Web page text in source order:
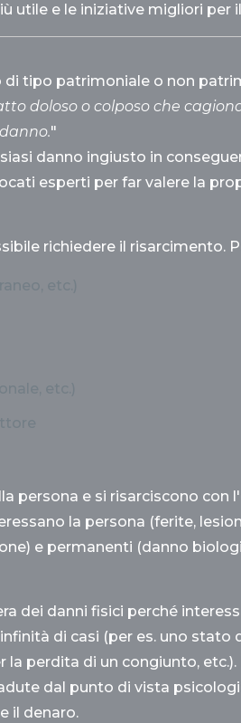
utile e le iniziative migliori per
di tipo patrimoniale o non
doloso o colposo che
"
danno ingiusto in
esperti per far valere la
richiedere il risarcimento.
persona e si risarciscono con
la persona (ferite,
e permanenti (danno
dei danni fisici perché
di casi (per es. uno stato
perdita di un congiunto, etc.).
dal punto di vista
il denaro.